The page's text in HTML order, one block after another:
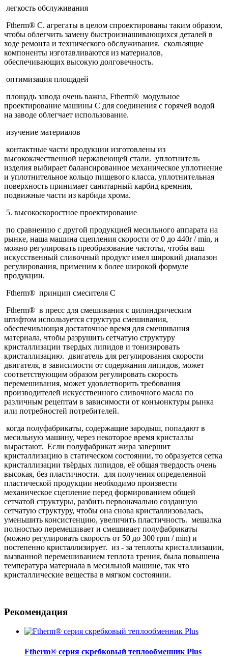
легкость обслуживания
Ftherm® С. агрегаты в целом спроектированы таким образом,
чтобы облегчить замену быстроизнашивающихся деталей в
ходе ремонта и технического обслуживания. скользящие
компоненты изготавливаются из материалов,
обеспечивающих высокую долговечность.
оптимизация площадей
площадь завода очень важна, Ftherm® модульное
проектирование машины C для соединения с горячей водой
на заводе облегчает использование.
изучение материалов
контактные части продукции изготовлены из
высококачественной нержавеющей стали. уплотнитель
изделия выбирает балансированное механическое уплотнение
и уплотнительное кольцо пищевого класса, уплотнительная
поверхность принимает санитарный карбид кремния,
подвижные части из карбида хрома.
5. высокоскоростное проектирование
по сравнению с другой продукцией месильного аппарата на
рынке, наша машина сцепления скорости от 0 до 440r / min, и
можно регулировать преобразование частоты, чтобы ваш
искусственный сливочный продукт имел широкий диапазон
регулирования, применим к более широкой формуле
продукции.
Ftherm® принцип смесителя C
Ftherm® в пресс для смешивания с цилиндрическим
штифтом используется структура смешивания,
обеспечивающая достаточное время для смешивания
материала, чтобы разрушить сетчатую структуру
кристаллизации твердых липидов и тонизировать
кристаллизацию. двигатель для регулирования скорости
двигателя, в зависимости от содержания липидов, может
соответствующим образом регулировать скорость
перемешивания, может удовлетворить требования
производителей искусственного сливочного масла по
различным рецептам в зависимости от конъюнктуры рынка
или потребностей потребителей.
когда полуфабрикаты, содержащие зародыш, попадают в
месильную машину, через некоторое время кристаллы
вырастают. Если полуфабрикат жира завершит
кристаллизацию в статическом состоянии, то образуется сетка
кристаллизации твёрдых липидов, её общая твердость очень
высокая, без пластичности. для получения определенной
пластической продукции необходимо произвести
механическое сцепление перед формированием общей
сетчатой структуры, разбить первоначально созданную
сетчатую структуру, чтобы она снова кристаллизовалась,
уменьшить консистенцию, увеличить пластичность. мешалка
полностью перемешивает и смешивает полуфабрикаты
(можно регулировать скорость от 50 до 300 rpm / min) и
постепенно кристаллизирует. из - за теплоты кристаллизации,
вызванной перемешиванием теплота трения, была повышена
температура материала в месильной машине, так что
кристаллические вещества в мягком состоянии.
Рекомендация
Ftherm® серия скребковый теплообменник Plus